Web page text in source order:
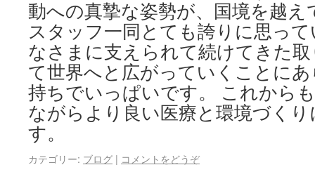
動への真摯な姿勢が、国境を越
スタッフ一同とても誇りに思っ
なさまに支えられて続けてきた
て世界へと広がっていくことに
持ちでいっぱいです。 これから
ながらより良い医療と環境づく
す。
カテゴリー: ブログ | コメントをどうぞ